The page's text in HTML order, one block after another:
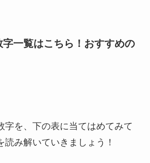
字一覧はこちら！おすすめの
字を、下の表に当てはめてみて
読み解いていきましょう！